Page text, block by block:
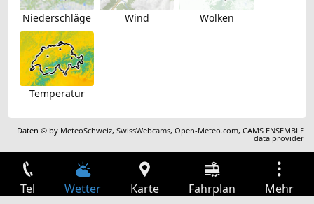
Niederschläge Wind Wolken
Temperatur
Daten © by MeteoSchweiz,SwissWebcams,Open-Meteo.com,CAMS ENSEMBLE
data provider
Tel Wetter Karte Fahrplan Mehr